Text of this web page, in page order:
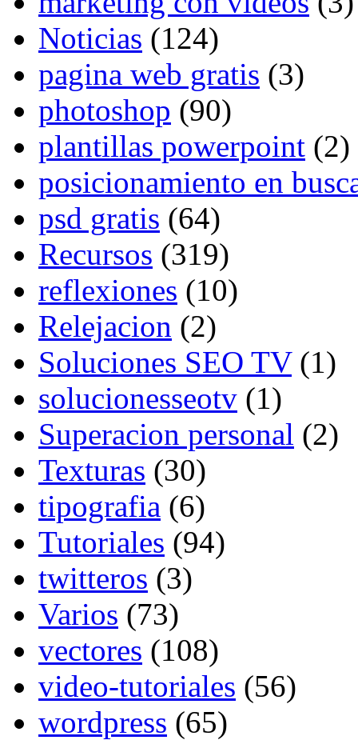
Noticias (124)
pagina web gratis (3)
photoshop (90)
plantillas powerpoint (2)
posicionamiento en
psd gratis (64)
Recursos (319)
reflexiones (10)
Relejacion (2)
Soluciones SEO TV(1)
solucionesseotv (1)
Superacion personal (2)
Texturas (30)
tipografia (6)
Tutoriales (94)
twitteros (3)
Varios (73)
vectores (108)
video-tutoriales (56)
wordpress (65)